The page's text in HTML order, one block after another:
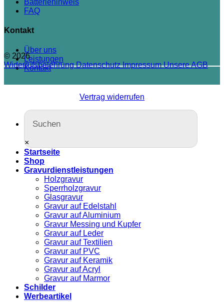
FAQ
Kontakt
Über uns
Leistungen
Kontakt
© 2026
Widerrufsbelehrung Datenschutz Impressum Unsere AGB
Vertrag widerrufen
×
Startseite
Shop
Gravurdienstleistungen
Holzgravur
Sperrholzgravur
Glasgravur
Gravur auf Edelstahl
Gravur auf Aluminium
Gravur Messing und Kupfer
Gravur auf Leder
Gravur auf Textilien
Gravur auf PVC
Gravur auf Keramik
Gravur auf Acryl
Gravur auf Marmor
Schilder
Werbeartikel